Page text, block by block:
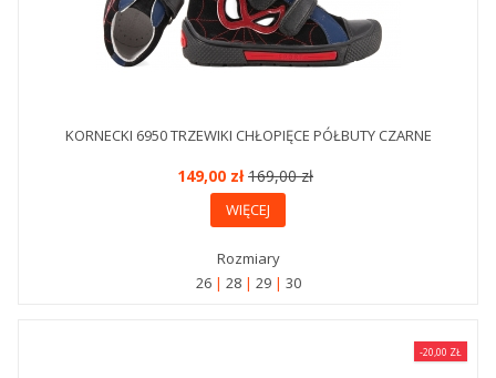
KORNECKI 6950 TRZEWIKI CHŁOPIĘCE PÓŁBUTY CZARNE
149,00 zł169,00 zł
WIĘCEJ
Rozmiary
26
28 29 30
-20,00 ZŁ